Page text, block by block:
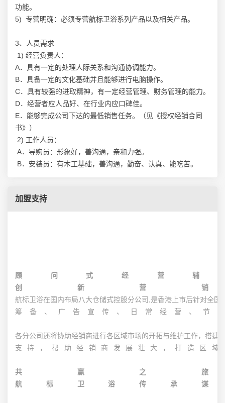
功能。
5) 专营明确：必须专营航标卫浴系列产品以及相关产品。
3、人员需求
1) 经营负责人：
A．具有一定的处理人际关系和沟通协调能力。
B．具备一定的文化基础并且能够进行电脑操作。
C．具有较强的进取精神，有一定经营管理、财务管理的能力。
D．经营者应人品好、在行业内应口碑佳。
E．能够完成公司下达的最低销售任务。（见《授权经销合同
书》）
2) 工作人员：
A．导购员：形象好，善沟通，亲和力强。
B．安装员：有木工基础，善沟通，勤奋、认真、能吃苦。
加盟支持
顾问式经营
创新营
航标卫浴在国内布局八大仓储式控股分公司,是香港上市后针对全
筹备、广告宣传、日常经营、节
各分公司还将协助经销商进行各区域市场的开拓与维护工作，搭
支持，帮助经销商发展壮大，打造区
共赢之
航标卫浴传承